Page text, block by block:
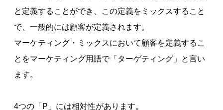
と定義することができ、この定義をミックスすること
で、一般的には顧客が定義されます。
マーケティング・ミックスにおいて顧客を定義するこ
とをマーケティング用語で「ターゲティング」と言い
ます。
4つの「P」には相対性があります。